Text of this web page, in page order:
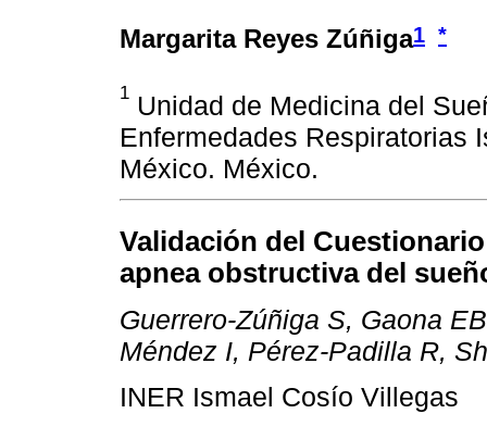
Margarita Reyes Zúñiga1 *
1 Unidad de Medicina del
Enfermedades Respiratorias
México. México.
Validación del
apnea obstructiva del
Guerrero-Zúñiga S, Gaona
Méndez I, Pérez-Padilla R,
INER Ismael Cosío Villegas